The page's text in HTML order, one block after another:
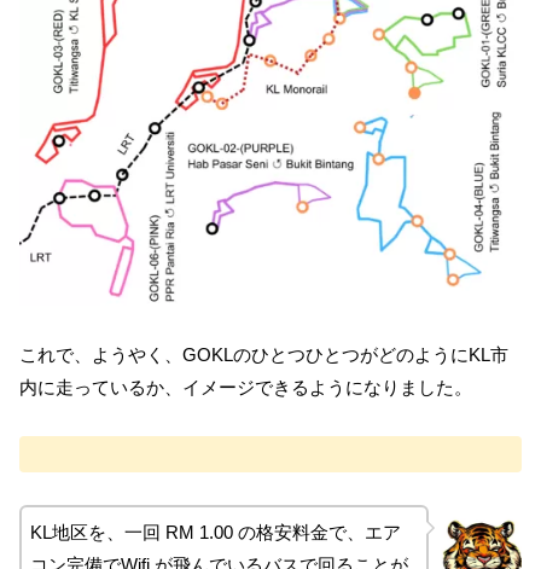
これで、ようやく、GOKLのひとつひとつがどのようにKL市
内に走っているか、イメージできるようになりました。
KL地区を、一回 RM 1.00 の格安料金で、エア